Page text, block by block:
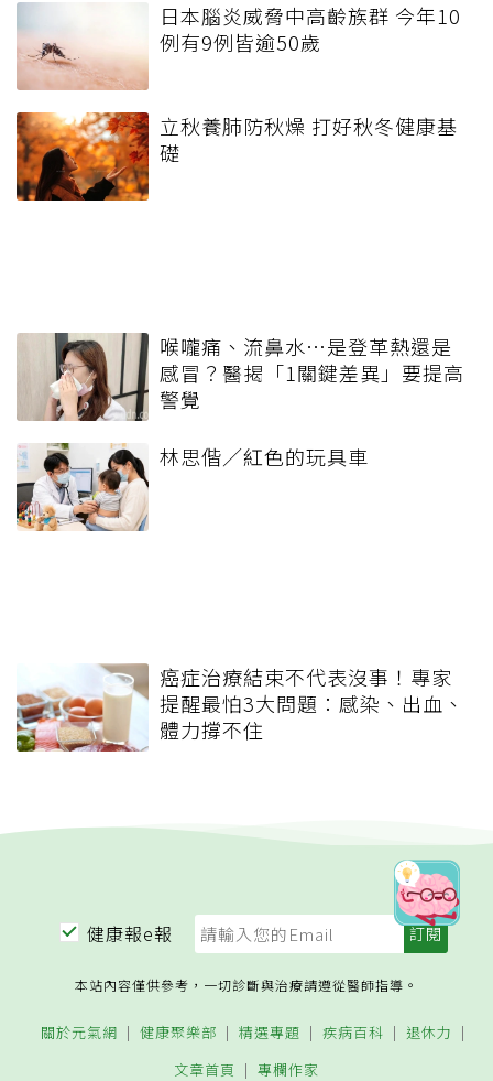
日本腦炎威脅中高齡族群 今年10
例有9例皆逾50歲
立秋養肺防秋燥 打好秋冬健康基
礎
喉嚨痛、流鼻水⋯是登革熱還是
感冒？醫揭「1關鍵差異」要提高
警覺
林思偕／紅色的玩具車
癌症治療結束不代表沒事！專家
提醒最怕3大問題：感染、出血、
體力撐不住
健康報e報
本站內容僅供參考，一切診斷與治療請遵從醫師指導。
關於元氣網 健康聚樂部 精選專題 疾病百科
退休力
文章首頁
專欄作家